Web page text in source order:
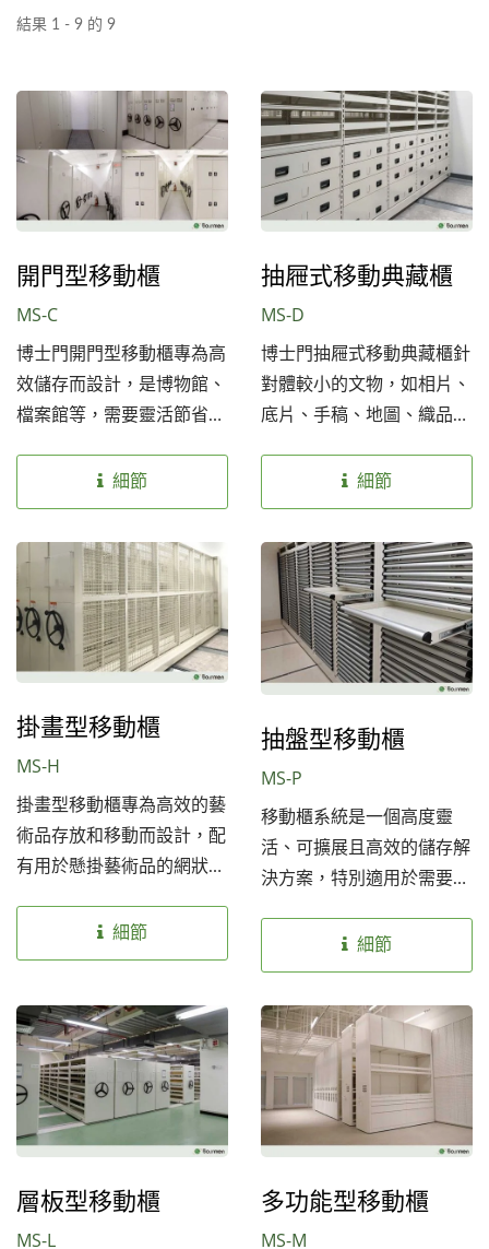
結果 1 - 9 的 9
開門型移動櫃
MS-C
博士門開門型移動櫃專為高
效儲存而設計，是博物館、
檔案館等，需要靈活節省空
選。可根據各種尺寸的文物
進行客製化。
細節
抽屜式移動典藏櫃
MS-D
博士門抽屜式移動典藏櫃針
對體較小的文物，如相片、
底片、手稿、地圖、織品、
收藏而設計，有大容量極容
易分類的優點，是目前最常
式移動典藏櫃，可為典藏文
物的尺寸及高度量身訂做，
「安全」及「最大量」的收
納空間，是設計的重點。
細節
掛畫型移動櫃
MS-H
掛畫型移動櫃專為高效的藝
術品存放和移動而設計，配
有用於懸掛藝術品的網狀面
座，方便移動。它非常適合
博物館、畫廊和檔案館，提
間，並可根據各種藝術品尺
寸和空間需求進行客製化。
細節
抽盤型移動櫃
MS-P
移動櫃系統是一個高度靈
活、可擴展且高效的儲存解
決方案，特別適用於需要長
檔案及資料。它不僅能提高
儲存容量，還能大幅提升管
及其他需要高效儲存管理的
場所的理想選擇。
細節
層板型移動櫃
MS-L
多功能型移動櫃
MS-M